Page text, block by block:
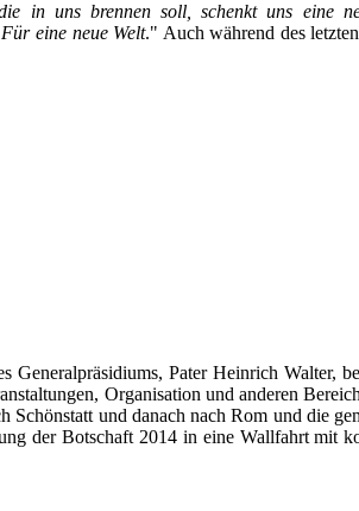
in uns brennen soll, schenkt uns eine
eine neue Welt." Auch während des
Pater Heinrich Walter,
Organisation und anderen
und danach nach Rom und die
der Botschaft 2014 in eine Wallfahrt mit